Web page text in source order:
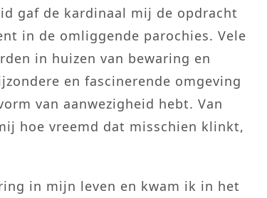
gaf de kardinaal mij de opdracht
in de omliggende parochies. Vele
in huizen van bewaring en
en fascinerende omgeving
van aanwezigheid hebt. Van
hoe vreemd dat misschien klinkt,
in mijn leven en kwam ik in het